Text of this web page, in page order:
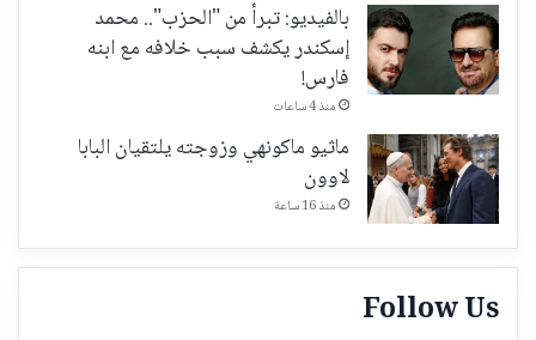
بالفيديو: تبرأ من "الحزب".. محمد
إسكندر يكشف سبب خلافه مع ابنه
فارس!
منذ 4 ساعات
ماثيو ماكونهي وزوجته يلتقيان البابا
لاوون
منذ 16 ساعة
Follow Us